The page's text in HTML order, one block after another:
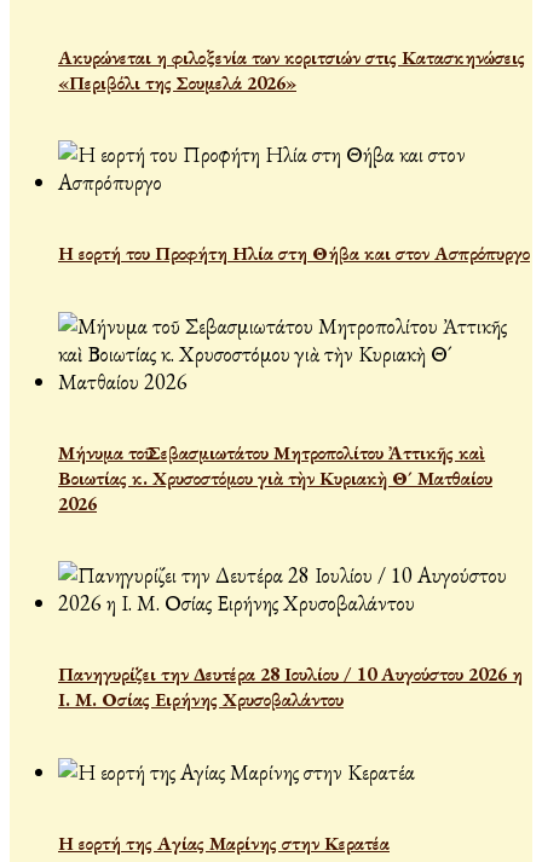
Ακυρώνεται η φιλοξενία των κοριτσιών στις Κατασκηνώσεις
«Περιβόλι της Σουμελά 2026»
Η εορτή του Προφήτη Ηλία στη Θήβα και στον Ασπρόπυργο
Μήνυμα τοῦ Σεβασμιωτάτου Μητροπολίτου Ἀττικῆς καὶ
Βοιωτίας κ. Χρυσοστόμου γιὰ τὴν Κυριακὴ Θ´ Ματθαίου
2026
Πανηγυρίζει την Δευτέρα 28 Ιουλίου / 10 Αυγούστου 2026 η
Ι. Μ. Οσίας Ειρήνης Χρυσοβαλάντου
Η εορτή της Αγίας Μαρίνης στην Κερατέα